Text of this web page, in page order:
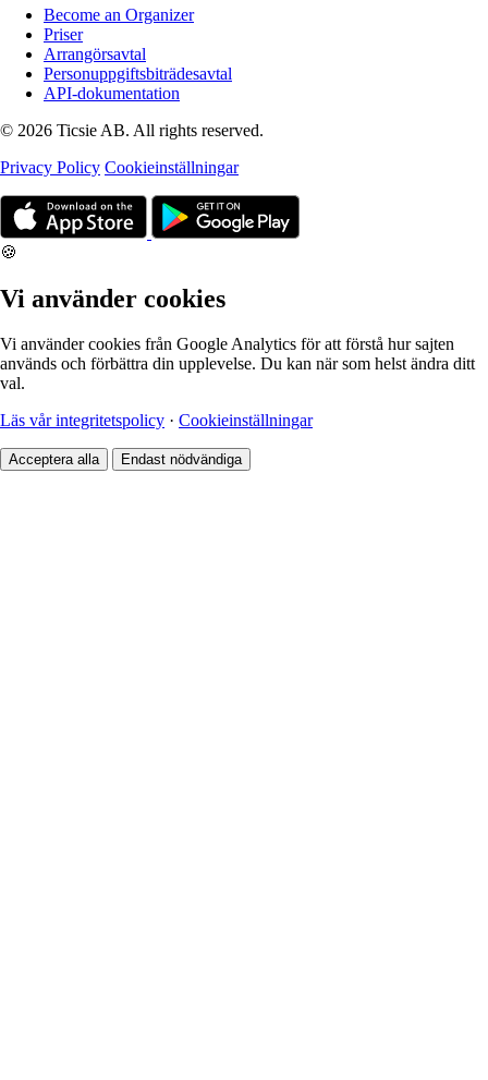
Become an Organizer
Priser
Arrangörsavtal
Personuppgiftsbiträdesavtal
API-dokumentation
© 2026 Ticsie AB. All rights reserved.
Privacy Policy Cookieinställningar
🍪
Vi använder cookies
Vi använder cookies från Google Analytics för att förstå hur sajten
används och förbättra din upplevelse. Du kan när som helst ändra ditt
val.
Läs vår integritetspolicy · Cookieinställningar
Acceptera alla Endast nödvändiga